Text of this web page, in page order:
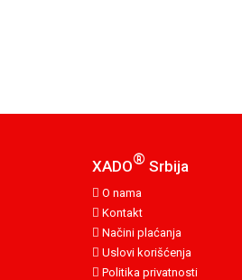
XADO® Srbija
O nama
Kontakt
Načini plaćanja
Uslovi korišćenja
Politika privatnosti